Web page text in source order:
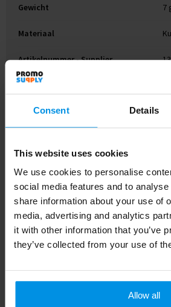
Consent Details
This website uses cookies
We use cookies to personalise
social media features and to
share information about your use of
media, advertising and analytics
it with other information that you’ve
they’ve collected from your use of
Allow all
Gewicht 7
Materiaal
Artikelnummer - Supplier
Kleur
Gerelateerde